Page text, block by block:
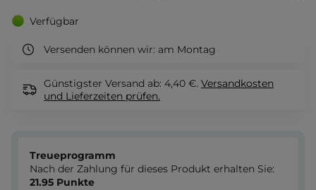
Verfügbar
Versenden können wir: am Montag
Günstigster Versand ab: 4,40 €. Versandkosten
und Lieferzeiten prüfen.
Treueprogramm
Nach der Zahlung für dieses Produkt erhalten Sie:
21.95 Punkte